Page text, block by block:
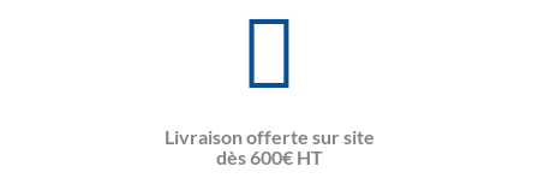
Livraison offerte sur site
dès 600€ HT